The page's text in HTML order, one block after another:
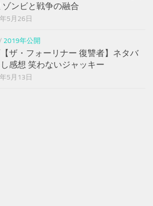
ゾンビと戦争の融合
5月26日
2019年公開
ザ・フォーリナー 復讐者】ネタバ
感想 笑わないジャッキー
5月13日